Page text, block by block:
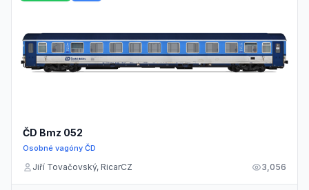
ČD Bmz 052
Osobné vagóny ČD
Jiří Tovačovský, RicarCZ 3,056